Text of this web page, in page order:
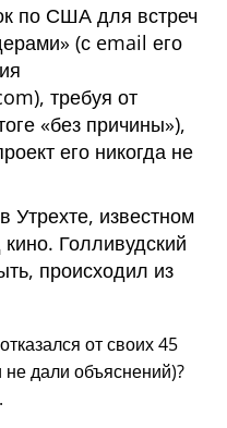
по США для встреч
(с email его
требуя от
без причины ),
его никогда не
Утрехте, известном
Голливудский
происходил из
от своих 45
не дали объяснений)?